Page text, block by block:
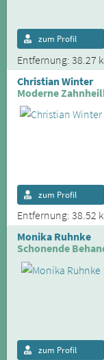
Entfernung: 38.27
zum Profil
Christian Winter
Moderne
Entfernung: 38.52
zum Profil
Monika Ruhnke
Schonende
zum Profil